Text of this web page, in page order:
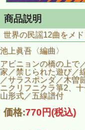
商品説明
世界の民謡12曲をメ
池上眞吾〈編曲〉
アビニョンの橋の上で
家／禁じられた遊び／
／サラスポンダ／木曽
ニクリフニクラ 箏2、
山形式／五線譜付
価格:770円(税込)